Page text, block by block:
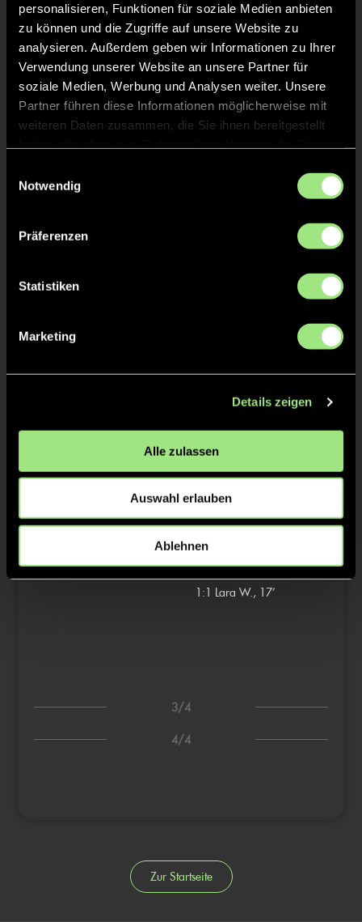
personalisieren, Funktionen für soziale Medien anbieten
zu können und die Zugriffe auf unsere Website zu
analysieren. Außerdem geben wir Informationen zu Ihrer
Verwendung unserer Website an unsere Partner für
soziale Medien, Werbung und Analysen weiter. Unsere
Partner führen diese Informationen möglicherweise mit
weiteren Daten zusammen, die Sie ihnen bereitgestellt
Notwendig
Präferenzen
Statistiken
Marketing
Details zeigen
Alle zulassen
Auswahl erlauben
Ablehnen
Staff
Maike STRAUB
TW = Torwart & ETW = Ersatztorwart, K = Kapitän
1/4
1:0 Charlotte K., 16’
1:1 Lara W., 17’
3/4
4/4
Zur Startseite